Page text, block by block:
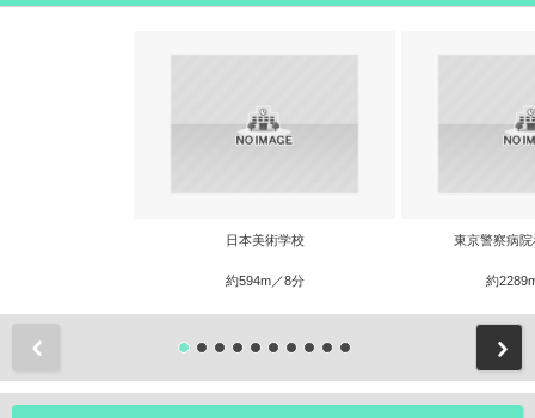
日本美術学校
約594m／8分
東京警察病
約